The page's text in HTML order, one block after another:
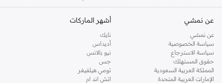
عن نمشي
عن نمشي
سياسة الخصوصية
سياسة الاسترجاع
حقوق المستهلك
المملكة العربية السعودية
الإمارات العربية المتحدة
أشهر الماركات
نايك
أديداس
نيو بالانس
جس
تومي هيلفيغر
اتش اند ام